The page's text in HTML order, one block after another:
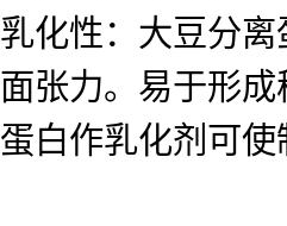
乳化性：大豆分
面张力。易于形
蛋白作乳化剂可使